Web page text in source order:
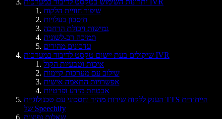
יתרונות השימוש בטקסט לדיבור במערכות IVR
שיפור חוויית הלקוח
חיסכון בעלויות
גמישות ויכולת הרחבה
תמיכה רב-לשונית
עדכונים מהירים
שיקולים בעת יישום טקסט לדיבור במערכות IVR
איכות וטבעיות הקול
שילוב עם מערכות קיימות
אפשרויות התאמה אישית
אבטחת מידע ופרטיות
הענק ללקוח שירות מהיר וחסכוני עם טכנולוגיית TTS הייחודית
של Speechify
שאלות נפוצות